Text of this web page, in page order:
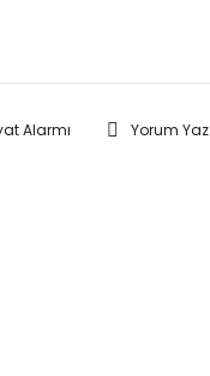
Alarmı Yorum Yaz